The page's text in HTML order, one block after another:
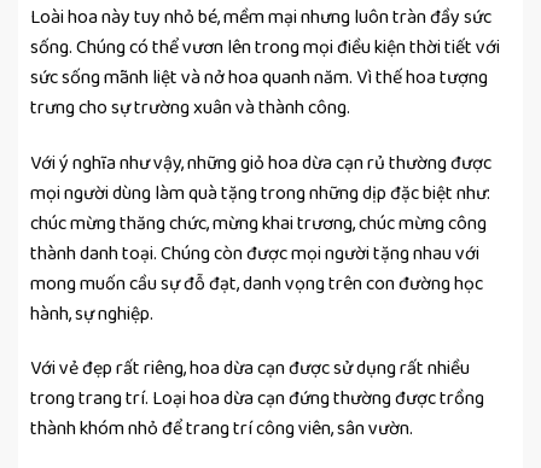
Loài hoa này tuy nhỏ bé, mềm mại nhưng luôn tràn đầy sức
sống. Chúng có thể vươn lên trong mọi điều kiện thời tiết với
sức sống mãnh liệt và nở hoa quanh năm. Vì thế hoa tượng
trưng cho sự trường xuân và thành công.
Với ý nghĩa như vậy, những giỏ hoa dừa cạn rủ thường được
mọi người dùng làm quà tặng trong những dịp đặc biệt như:
chúc mừng thăng chức, mừng khai trương, chúc mừng công
thành danh toại. Chúng còn được mọi người tặng nhau với
mong muốn cầu sự đỗ đạt, danh vọng trên con đường học
hành, sự nghiệp.
Với vẻ đẹp rất riêng, hoa dừa cạn được sử dụng rất nhiều
trong trang trí. Loại hoa dừa cạn đứng thường được trồng
thành khóm nhỏ để trang trí công viên, sân vườn.